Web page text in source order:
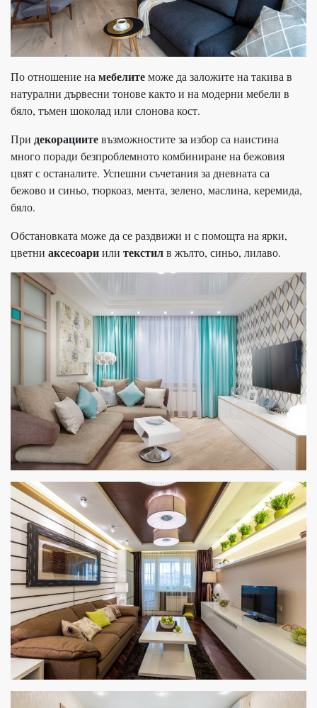
По отношение намебелитеможе да заложите на такива в
натурални дървесни тонове както и на модерни мебели в
бяло, тъмен шоколад или слонова кост.
При декорациитевъзможностите за избор са наистина
много поради безпроблемното комбиниране на бежовия
цвят с останалите. Успешни съчетания за дневната са
бежово и синьо, тюркоаз, мента, зелено, маслина, керемида,
бяло.
Обстановката може да се раздвижи и с помощта на ярки,
цветни аксесоариили текстилв жълто, синьо, лилаво.